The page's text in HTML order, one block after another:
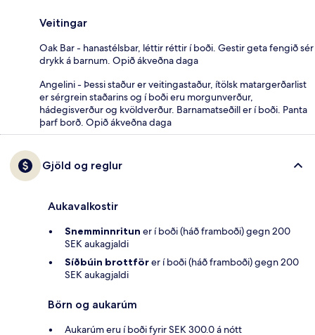
Veitingar
Oak Bar - hanastélsbar, léttir réttir í boði. Gestir geta fengið sér
drykk á barnum. Opið ákveðna daga
Angelini - Þessi staður er veitingastaður, ítölsk matargerðarlist
er sérgrein staðarins og í boði eru morgunverður,
hádegisverður og kvöldverður. Barnamatseðill er í boði. Panta
þarf borð. Opið ákveðna daga
Gjöld og reglur
Aukavalkostir
Snemminnritun er í boði (háð framboði) gegn 200
SEK aukagjaldi
Síðbúin brottförer í boði (háð framboði) gegn 200
SEK aukagjaldi
Börn og aukarúm
Aukarúm eru í boði fyrir SEK 300.0 á nótt